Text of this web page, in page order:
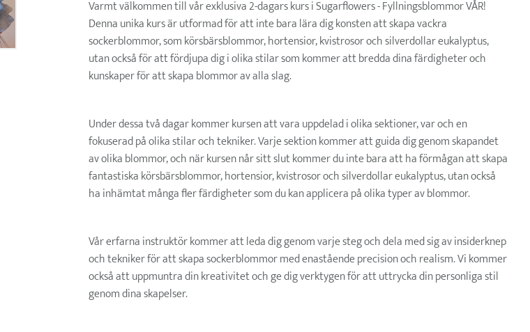
Varmt välkommen till vår exklusiva 2-dagars kurs i Sugarflowers - Fyllningsblommor VÅR!
Denna unika kurs är utformad för att inte bara lära dig konsten att skapa vackra
sockerblommor, som körsbärsblommor, hortensior, kvistrosor och silverdollar eukalyptus,
utan också för att fördjupa dig i olika stilar som kommer att bredda dina färdigheter och
kunskaper för att skapa blommor av alla slag.
Under dessa två dagar kommer kursen att vara uppdelad i olika sektioner, var och en
fokuserad på olika stilar och tekniker. Varje sektion kommer att guida dig genom skapandet
av olika blommor, och när kursen når sitt slut kommer du inte bara att ha förmågan att skapa
fantastiska körsbärsblommor, hortensior, kvistrosor och silverdollar eukalyptus, utan också
ha inhämtat många fler färdigheter som du kan applicera på olika typer av blommor.
Vår erfarna instruktör kommer att leda dig genom varje steg och dela med sig av insiderknep
och tekniker för att skapa sockerblommor med enastående precision och realism. Vi kommer
också att uppmuntra din kreativitet och ge dig verktygen för att uttrycka din personliga stil
genom dina skapelser.